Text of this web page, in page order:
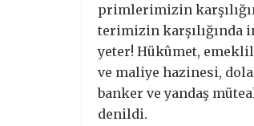
primlerimizin
terimizin karşılığında
yeter! Hükûmet,
ve maliye hazinesi,
banker ve yandaş
denildi.